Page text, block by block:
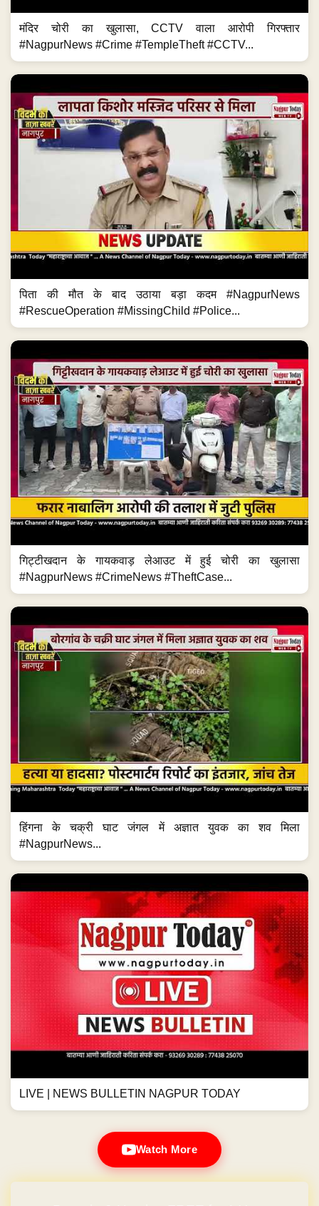
मंदिर चोरी का खुलासा, CCTV वाला आरोपी गिरफ्तार
#NagpurNews #Crime #TempleTheft #CCTV...
पिता की मौत के बाद उठाया बड़ा कदम #NagpurNews
#RescueOperation #MissingChild #Police...
गिट्टीखदान के गायकवाड़ लेआउट में हुई चोरी का खुलासा
#NagpurNews #CrimeNews #TheftCase...
हिंगना के चक्री घाट जंगल में अज्ञात युवक का शव मिला
#NagpurNews...
LIVE | NEWS BULLETIN NAGPUR TODAY
Watch More